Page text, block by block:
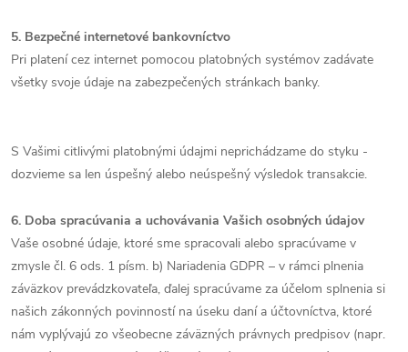
5. Bezpečné internetové bankovníctvo
Pri platení cez internet pomocou platobných systémov zadávate
všetky svoje údaje na zabezpečených stránkach banky.
S Vašimi citlivými platobnými údajmi neprichádzame do styku -
dozvieme sa len úspešný alebo neúspešný výsledok transakcie.
6. Doba spracúvania a uchovávania Vašich osobných údajov
Vaše osobné údaje, ktoré sme spracovali alebo spracúvame v
zmysle čl. 6 ods. 1 písm. b) Nariadenia GDPR – v rámci plnenia
záväzkov prevádzkovateľa, ďalej spracúvame za účelom splnenia si
našich zákonných povinností na úseku daní a účtovníctva, ktoré
nám vyplývajú zo všeobecne záväzných právnych predpisov (napr.